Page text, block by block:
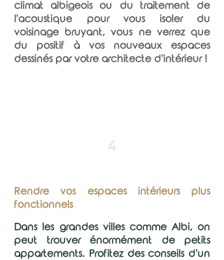
climat albigeois ou du traitement de
l'acoustique pour vous isoler du
voisinage bruyant, vous ne verrez que
du positif à vos nouveaux espaces
dessinés par votre architecte d'intérieur !
4
Rendre vos espaces intérieurs plus
fonctionnels
Dans les grandes villes comme Albi, on
peut trouver énormément de petits
appartements. Profitez des conseils d'un